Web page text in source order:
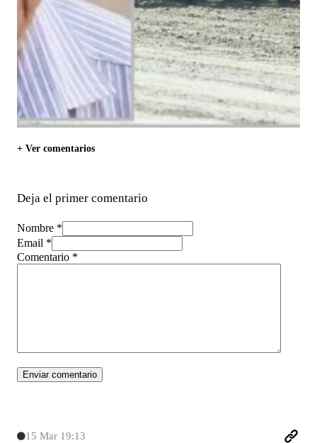
+ Ver comentarios
Deja el primer comentario
Nombre *
Email *
Comentario *
15 Mar 19:13